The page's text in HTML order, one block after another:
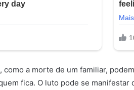
como a morte de um familiar,
fica. O luto pode se